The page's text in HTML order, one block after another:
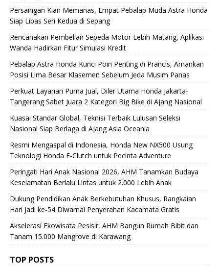
Persaingan Kian Memanas, Empat Pebalap Muda Astra Honda
Siap Libas Seri Kedua di Sepang
Rencanakan Pembelian Sepeda Motor Lebih Matang, Aplikasi
Wanda Hadirkan Fitur Simulasi Kredit
Pebalap Astra Honda Kunci Poin Penting di Prancis, Amankan
Posisi Lima Besar Klasemen Sebelum Jeda Musim Panas
Perkuat Layanan Purna Jual, Diler Utama Honda Jakarta-
Tangerang Sabet Juara 2 Kategori Big Bike di Ajang Nasional
Kuasai Standar Global, Teknisi Terbaik Lulusan Seleksi
Nasional Siap Berlaga di Ajang Asia Oceania
Resmi Mengaspal di Indonesia, Honda New NX500 Usung
Teknologi Honda E-Clutch untuk Pecinta Adventure
Peringati Hari Anak Nasional 2026, AHM Tanamkan Budaya
Keselamatan Berlalu Lintas untuk 2.000 Lebih Anak
Dukung Pendidikan Anak Berkebutuhan Khusus, Rangkaian
Hari Jadi ke-54 Diwarnai Penyerahan Kacamata Gratis
Akselerasi Ekowisata Pesisir, AHM Bangun Rumah Bibit dan
Tanam 15.000 Mangrove di Karawang
TOP POSTS